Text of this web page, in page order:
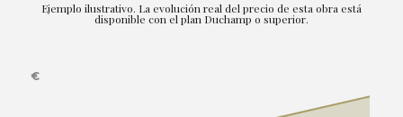
Ejemplo ilustrativo. La evolución real del precio de esta obra está
disponible con el plan Duchamp o superior.